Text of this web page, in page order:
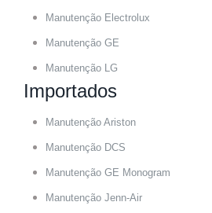
Manutenção Electrolux
Manutenção GE
Manutenção LG
Importados
Manutenção Ariston
Manutenção DCS
Manutenção GE Monogram
Manutenção Jenn-Air